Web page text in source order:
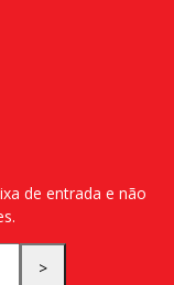
de entrada e não
>